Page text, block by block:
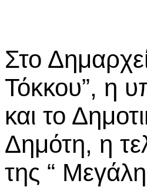
Στο
Τόκκου”, η
και το
Δημότη, η
της “